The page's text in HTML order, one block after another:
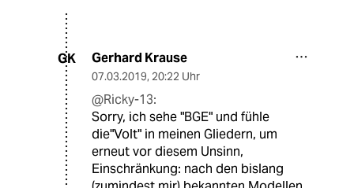
GK Gerhard Krause
07.03.2019, 20:22 Uhr
@Ricky-13:
Sorry, ich sehe "BGE" und fühle
die"Volt" in meinen Gliedern, um
erneut vor diesem Unsinn,
Einschränkung: nach den bislang